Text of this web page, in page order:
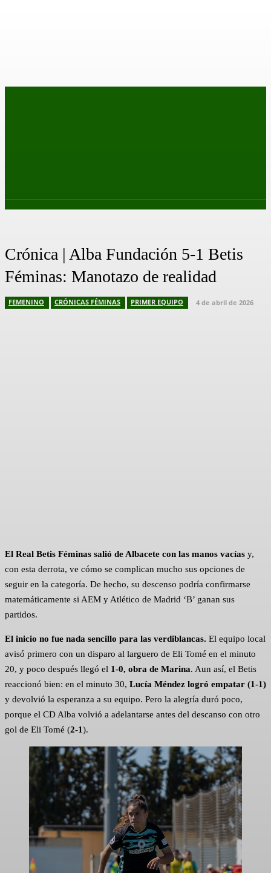
Crónica | Alba Fundación 5-1 Betis
Féminas: Manotazo de realidad
FEMENINO CRÓNICAS FÉMINAS PRIMER EQUIPO 4 de abril de 2026
El Real Betis Féminas salió de Albacete con las manos vacías y,
con esta derrota, ve cómo se complican mucho sus opciones de
seguir en la categoría. De hecho, su descenso podría confirmarse
matemáticamente si AEM y Atlético de Madrid ‘B’ ganan sus
partidos.
El inicio no fue nada sencillo para las verdiblancas. El equipo local
avisó primero con un disparo al larguero de Eli Tomé en el minuto
20, y poco después llegó el 1-0, obra de Marina. Aun así, el Betis
reaccionó bien: en el minuto 30, Lucía Méndez logró empatar (1-1)
y devolvió la esperanza a su equipo. Pero la alegría duró poco,
porque el CD Alba volvió a adelantarse antes del descanso con otro
gol de Eli Tomé (2-1).